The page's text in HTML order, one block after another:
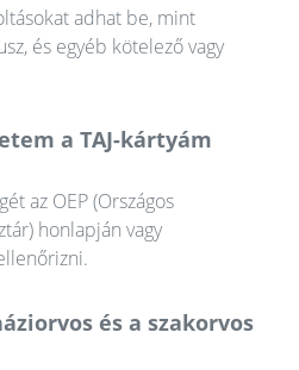
adhat be, mint
és egyéb kötelező vagy
a TAJ-kártyám
az OEP (Országos
honlapján vagy
és a szakorvos